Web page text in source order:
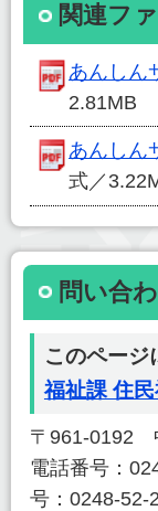
関連フ
あんしん
2.81MB
あんしん
式／
問い合
このページ
福祉課 住
〒961-0192
電話番号：
号：0248-52-